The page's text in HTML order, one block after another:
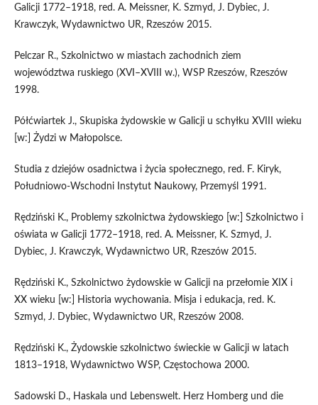
Galicji 1772–1918, red. A. Meissner, K. Szmyd, J. Dybiec, J.
Krawczyk, Wydawnictwo UR, Rzeszów 2015.
Pelczar R., Szkolnictwo w miastach zachodnich ziem
województwa ruskiego (XVI–XVIII w.), WSP Rzeszów, Rzeszów
1998.
Półćwiartek J., Skupiska żydowskie w Galicji u schyłku XVIII wieku
[w:] Żydzi w Małopolsce.
Studia z dziejów osadnictwa i życia społecznego, red. F. Kiryk,
Południowo-Wschodni Instytut Naukowy, Przemyśl 1991.
Rędziński K., Problemy szkolnictwa żydowskiego [w:] Szkolnictwo i
oświata w Galicji 1772–1918, red. A. Meissner, K. Szmyd, J.
Dybiec, J. Krawczyk, Wydawnictwo UR, Rzeszów 2015.
Rędziński K., Szkolnictwo żydowskie w Galicji na przełomie XIX i
XX wieku [w:] Historia wychowania. Misja i edukacja, red. K.
Szmyd, J. Dybiec, Wydawnictwo UR, Rzeszów 2008.
Rędziński K., Żydowskie szkolnictwo świeckie w Galicji w latach
1813–1918, Wydawnictwo WSP, Częstochowa 2000.
Sadowski D., Haskala und Lebenswelt. Herz Homberg und die